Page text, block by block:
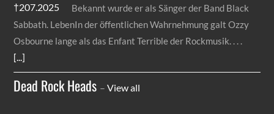
Bekannt wurde er als Sänger der Band Black
Sabbath. LebenIn der öffentlichen Wahrnehmung galt Ozzy
Osbourne lange als das Enfant Terrible der Rockmusik.
[...]
Dead Rock Heads –View all